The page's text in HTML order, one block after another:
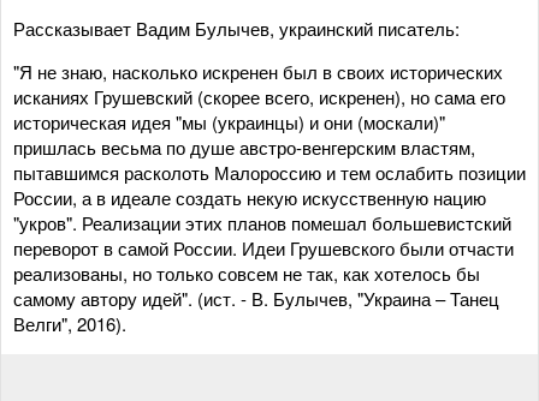
Рассказывает Вадим Булычев, украинский писатель:
"Я не знаю, насколько искренен был в своих исторических
исканиях Грушевский (скорее всего, искренен), но сама его
историческая идея "мы (украинцы) и они (москали)"
пришлась весьма по душе австро-венгерским властям,
пытавшимся расколоть Малороссию и тем ослабить позиции
России, а в идеале создать некую искусственную нацию
"укров". Реализации этих планов помешал большевистский
переворот в самой России. Идеи Грушевского были отчасти
реализованы, но только совсем не так, как хотелось бы
самому автору идей". (ист. - В. Булычев, "Украина – Танец
Велги", 2016).